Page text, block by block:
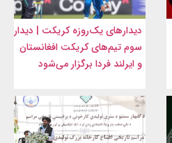
دیدارهای یک‌روزه کریکت | دیدار
سوم تیم‌های کریکت افغانستان
و ایرلند فردا برگزار می‌شود